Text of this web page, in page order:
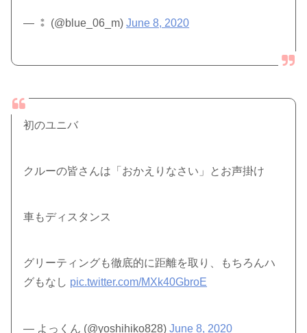
— ⁑ (@blue_06_m)June 8, 2020
初のユニバ
クルーの皆さんは「おかえりなさい」とお声掛け
車もディスタンス
グリーティングも徹底的に距離を取り、もちろんハ
グもなし pic.twitter.com/MXk40GbroE
— よっくん (@yoshihiko828)June 8, 2020